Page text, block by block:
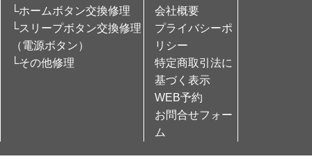
└ホームボタン交換修理
└スリープボタン交換修理
（電源ボタン）
└その他修理
会社概要
プライバシーポ
リシー
特定商取引法に
基づく表示
WEB予約
お問合せフォー
ム